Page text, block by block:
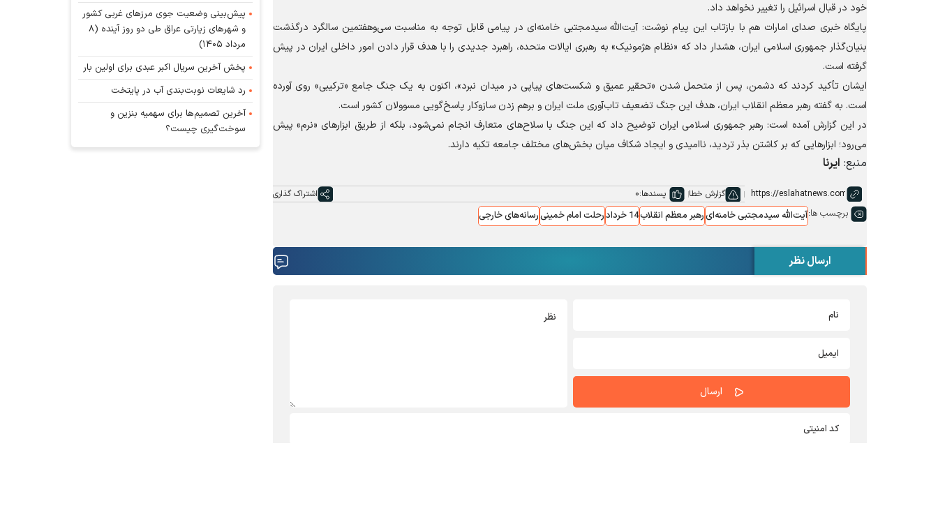
خود در قبال اسرائیل را تغییر نخواهد داد.
پایگاه خبری صدای امارات هم با بازتاب این پیام نوشت: آیت‌الله سیدمجتبی خامنه‌ای در پیامی قابل توجه به مناسبت سی‌وهفتمین سالگرد درگذشت
بنیان‌گذار جمهوری اسلامی ایران، هشدار داد که «نظام هژمونیک» به رهبری ایالات متحده، راهبرد جدیدی را با هدف قرار دادن امور داخلی ایران در پیش
گرفته است.
ایشان تأکید کردند که دشمن، پس از متحمل شدن «تحقیر عمیق و شکست‌های پیاپی در میدان نبرد»، اکنون به یک جنگ جامع «ترکیبی» روی آورده
است. به گفته رهبر معظم انقلاب ایران، هدف این جنگ تضعیف تاب‌آوری ملت ایران و برهم زدن سازوکار پاسخ‌گویی مسوولان کشور است.
در این گزارش آمده است: رهبر جمهوری اسلامی ایران توضیح داد که این جنگ با سلاح‌های متعارف انجام نمی‌شود، بلکه از طریق ابزار‌های «نرم» پیش
می‌رود؛ ابزار‌هایی که بر کاشتن بذر تردید، ناامیدی و ایجاد شکاف میان بخش‌های مختلف جامعه تکیه دارند.
منبع: ایرنا
گزارش خطا پسندها:0 اشتراک گذاری
برچسب ها:آیت‌الله سیدمجتبی خامنه‌ایرهبر معظم انقلاب14 خرداد رحلت امام خمینیرسانه‌های خارجی
ارسال نظر
پیش‌بینی وضعیت جوی مرز‌های غربی کشور
و شهر‌های زیارتی عراق طی دو روز آینده (۸
مرداد ۱۴۰۵)
پخش آخرین سریال اکبر عبدی برای اولین بار
رد شایعات نوبت‌بندی آب در پایتخت
آخرین تصمیم‌ها برای سهمیه بنزین و
سوخت‌گیری چیست؟